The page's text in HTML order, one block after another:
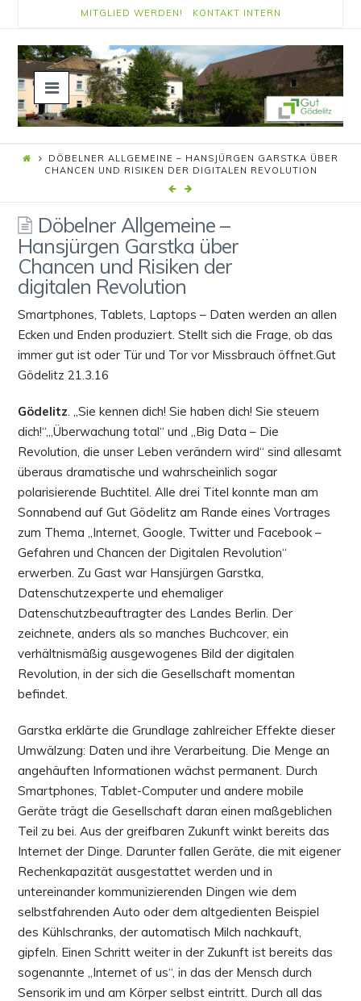
MITGLIED WERDEN! KONTAKT INTERN
Navigation
DÖBELNER ALLGEMEINE – HANSJÜRGEN GARSTKA ÜBER
CHANCEN UND RISIKEN DER DIGITALEN REVOLUTION
Döbelner Allgemeine –
Hansjürgen Garstka über
Chancen und Risiken der
digitalen Revolution
Smartphones, Tablets, Laptops – Daten werden an allen
Ecken und Enden produziert. Stellt sich die Frage, ob das
immer gut ist oder Tür und Tor vor Missbrauch öffnet.Gut
Gödelitz 21.3.16
Gödelitz. „Sie kennen dich! Sie haben dich! Sie steuern
dich!“,„Überwachung total“ und „Big Data – Die
Revolution, die unser Leben verändern wird“ sind allesamt
überaus dramatische und wahrscheinlich sogar
polarisierende Buchtitel. Alle drei Titel konnte man am
Sonnabend auf Gut Gödelitz am Rande eines Vortrages
zum Thema „Internet, Google, Twitter und Facebook –
Gefahren und Chancen der Digitalen Revolution“
erwerben. Zu Gast war Hansjürgen Garstka,
Datenschutzexperte und ehemaliger
Datenschutzbeauftragter des Landes Berlin. Der
zeichnete, anders als so manches Buchcover, ein
verhältnismäßig ausgewogenes Bild der digitalen
Revolution, in der sich die Gesellschaft momentan
befindet.
Garstka erklärte die Grundlage zahlreicher Effekte dieser
Umwälzung: Daten und ihre Verarbeitung. Die Menge an
angehäuften Informationen wächst permanent. Durch
Smartphones, Tablet-Computer und andere mobile
Geräte trägt die Gesellschaft daran einen maßgeblichen
Teil zu bei. Aus der greifbaren Zukunft winkt bereits das
Internet der Dinge. Darunter fallen Geräte, die mit eigener
Rechenkapazität ausgestattet werden und in
untereinander kommunizierenden Dingen wie dem
selbstfahrenden Auto oder dem altgedienten Beispiel
des Kühlschranks, der automatisch Milch nachkauft,
gipfeln. Einen Schritt weiter in der Zukunft ist bereits das
sogenannte „Internet of us“, in das der Mensch durch
Sensorik im und am Körper selbst eintritt. Durch all das